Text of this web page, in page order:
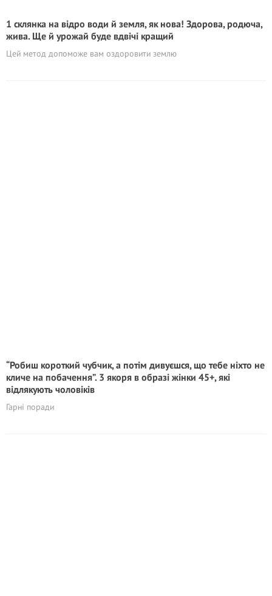
1 склянка на відро води й земля, як нова! Здорова, родюча,
жива. Ще й урожай буде вдвічі кращий
Цей метод допоможе вам оздоровити землю
“Робиш короткий чубчик, а потім дивуєшся, що тебе ніхто не
кличе на побачення”. 3 якоря в образі жінки 45+, які
відлякують чоловіків
Гарні поради